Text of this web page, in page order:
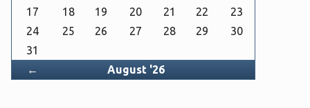
← August '26
17
18 19 20 21 22
23
24
25 26 27 28 29
30
31